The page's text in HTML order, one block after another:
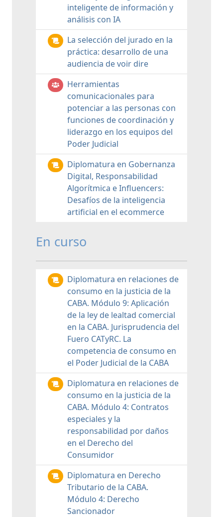
inteligente de información y
análisis con IA
La selección del jurado en la
práctica: desarrollo de una
audiencia de voir dire
Herramientas
comunicacionales para
potenciar a las personas con
funciones de coordinación y
liderazgo en los equipos del
Poder Judicial
Diplomatura en Gobernanza
Digital, Responsabilidad
Algorítmica e Influencers:
Desafíos de la inteligencia
artificial en el ecommerce
En curso
Diplomatura en relaciones de
consumo en la justicia de la
CABA. Módulo 9: Aplicación
de la ley de lealtad comercial
en la CABA. Jurisprudencia del
Fuero CATyRC. La
competencia de consumo en
el Poder Judicial de la CABA
Diplomatura en relaciones de
consumo en la justicia de la
CABA. Módulo 4: Contratos
especiales y la
responsabilidad por daños
en el Derecho del
Consumidor
Diplomatura en Derecho
Tributario de la CABA.
Módulo 4: Derecho
Sancionador